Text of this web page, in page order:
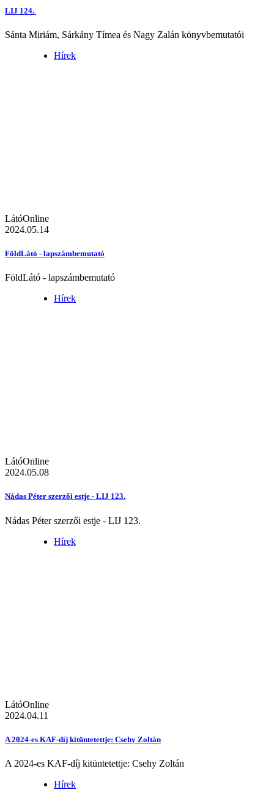
LIJ 124.
Sánta Miriám, Sárkány Tímea és Nagy Zalán könyvbemutatói
Hírek
LátóOnline
2024.05.14
FöldLátó - lapszámbemutató
FöldLátó - lapszámbemutató
Hírek
LátóOnline
2024.05.08
Nádas Péter szerzői estje - LIJ 123.
Nádas Péter szerzői estje - LIJ 123.
Hírek
LátóOnline
2024.04.11
A 2024-es KAF-díj kitüntetettje: Csehy Zoltán
A 2024-es KAF-díj kitüntetettje: Csehy Zoltán
Hírek